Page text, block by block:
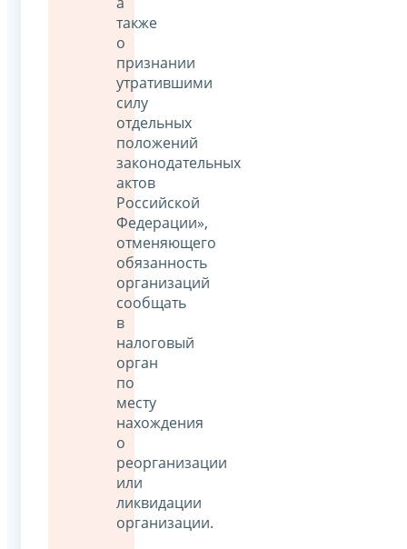
также
о
признании
утратившими
силу
отдельных
положений
законодательных
актов
Российской
Федерации»,
отменяющего
обязанность
организаций
сообщать
в
налоговый
орган
по
месту
нахождения
о
реорганизации
или
ликвидации
организации.